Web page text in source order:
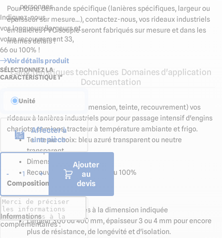
personnes
Indiquez-nous
vos longueurs/largeurs et
votre recouvrement 33,
66 ou 100% !
Voir détails produit
SÉLECTIONNEZ LA
CARACTÉRISTIQUE 1*
Unité
Affecter à
une pièce
- 1 +
Ajouter
au
devis
Informations
complémentaires :
Pour toute demande spécifique (lanières spécifiques, largeur ou
épaisseur sur mesure...), contactez-nous, vos rideaux industriels
en lanières PVC souple seront fabriqués sur mesure et dans les
mêmes délais !
Caractéristiques techniques Domaines d'application
Documentation
Composez sur mesure (dimension, teinte, recouvrement) vos
rideaux à lanières industriels pour pour passage intensif d'engins
chariots, camions, tracteurà température ambiante et frigo.
Teinte au choix: bleu azuré transparent ou neutre
transparent
Dimensions sur mesure
Recouvrement 33% , 66% ou 100%
Composition
Lanières :
Lanières découpées à la dimension indiquée
Largeur 300 ou 400 mm, épaisseur 3 ou 4 mm pour encore
plus de résistance, de longévité et d'isolation.